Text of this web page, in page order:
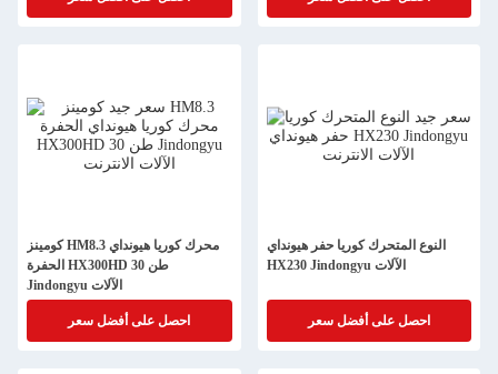
كومينز HM8.3 محرك كوريا هيونداي
الحفرة HX300HD 30 طن
Jindongyu الآلات
احصل على أفضل سعر
النوع المتحرك كوريا حفر هيونداي
HX230 Jindongyu الآلات
احصل على أفضل سعر